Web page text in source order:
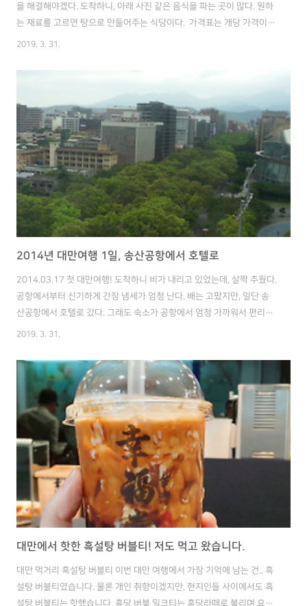
을 해결해야겠다. 도착하니, 아래 사진 같은 음식을 파는 곳이 많다. 원하
는 재료를 고르면 탕으로 만들어주는 식당이다. ​ 가격표는 개당 가격이
다. 오른쪽 위 검은색은 순대, 오른쪽 아래는 튀김. 가운데 초록색 음식은
담아서 계산하면 된다. 계산 후에는 사장님이 요리해준다~! (상당히 흥미
듯 일단 처음 시도해보는 음식은 안전빵으로 조금만 시킨다. 둘이서 너무
조금 시켰나?.. 조금 민망하네. 생긴건,, 오댕탕(?) 느낌 나는데 그래도 나
름 먹을 만하다. ​내가 선택한 재료는 어묵, 야채, ..
2019. 3. 31.
2014년 대만여행 1일, 송산공항에서 호텔로
2014.03.17 첫 대만여행! 도착하니 비가 내리고 있었는데, 살짝 추웠다.
공항에서부터 신기하게 간장 냄세가 엄청 난다. 배는 고팠지만, 일단 송
산공항에서 호텔로 갔다. 그래도 숙소가 공항에서 엄청 가까워서 편리했
으며, (버스로 약 십분) 13층에 위치해 경치도 볼만했다. 다만 전철역은
살짝 보인다! 근데 도시가 뭔가 전체적으로 우중충한 느낌이다. 페인트를
안칠해서 인지 비가 와서인지.. 첫 느낌은 그랬다. 13층 전망이 정말 마음
에 든다! 5만원의 행복. 단, 방이 좁은게 흠이다. 물론 돈이 해결해 줄 수
있지만ㅋ 짐은 대충 풀었고 이제 밥이나 먹으러 가야겠다! 아! 그리고 대
만하면 버블티니깐 버블티도 사마셔야지.
2019. 3. 31.
대만에서 핫한 흑설탕 버블티! 저도 먹고 왔습니다.
대만 먹거리 흑설탕 버블티 이번 대만 여행에서 가장 기억에 남는 건.. 흑
설탕 버블티였습니다. 물론 개인 취향이겠지만, 현지인들 사이에서도 흑
설탕 버블티는 핫했습니다. 흑당 버블 밀크티는 흑당라떼로 불리며 요즘